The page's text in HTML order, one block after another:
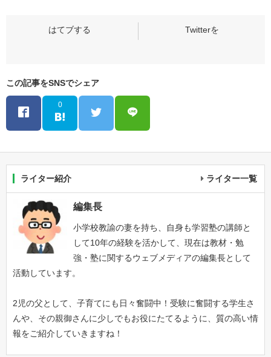
この記事をSNSでシェア
0
ライター紹介 ライター一覧
編集長
小学校教諭の妻を持ち、自身も学習塾の講師と
して10年の経験を活かして、現在は教材・勉
強・塾に関するウェブメディアの編集長として
活動しています。
2児の父として、子育てにも日々奮闘中！受験に奮闘する学生さ
んや、その親御さんに少しでもお役にたてるように、質の高い情
報をご紹介していきますね！